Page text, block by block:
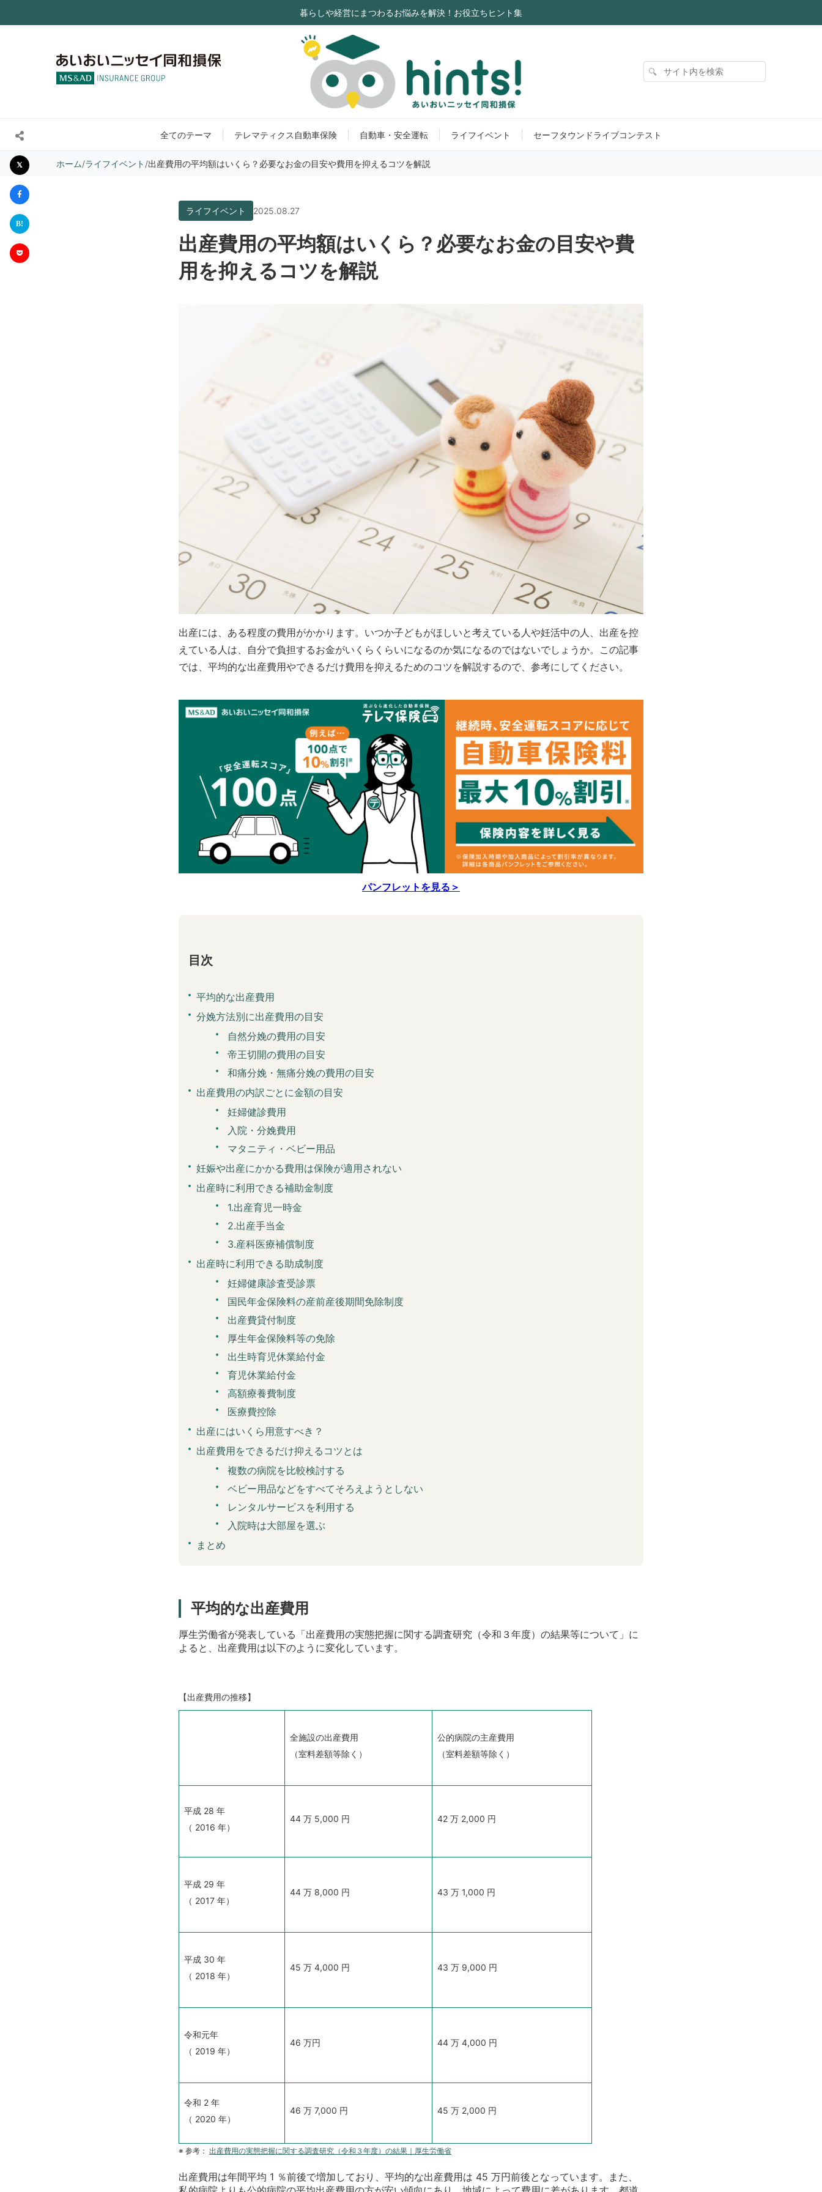
暮らしや経営にまつわるお悩みを解決！お役立ちヒント集
🔍
サイト内を検索
全てのテーマ テレマティクス自動車保険 自動車・安全運転 ライフイベント セーフタウンドライブコンテスト
ホーム/ライフイベント /出産費用の平均額はいくら？必要なお金の目安や費用を抑えるコツを解説
ライフイベント 2025.08.27
出産費用の平均額はいくら？必要なお金の目安や費
用を抑えるコツを解説
出産には、ある程度の費用がかかります。いつか子どもがほしいと考えている人や妊活中の人、出産を控
えている人は、自分で負担するお金がいくらくらいになるのか気になるのではないでしょうか。この記事
では、平均的な出産費用やできるだけ費用を抑えるためのコツを解説するので、 参考に して ください。
パンフレットを見る＞
目次
平均的な出産費用
分娩方法別に出産費用の目安
自然分娩の費用の目安
帝王切開の費用の目安
和痛分娩・無痛分娩の費用の目安
出産費用の内訳ごとに金額の目安
妊婦健診費用
入院・分娩費用
マタニティ・ベビー用品
妊娠や出産にかかる費用は保険が適用されない
出産時に利用できる補助金制度
1.出産育児一時金
2.出産手当金
3.産科医療補償制度
出産時に利用できる助成制度
妊婦健康診査受診票
国民年金保険料の産前産後期間免除制度
出産費貸付制度
厚生年金保険料等の免除
出生時育児休業給付金
育児休業給付金
高額療養費制度
医療費控除
出産にはいくら用意すべき？
出産費用をできるだけ抑えるコツとは
複数の病院を比較検討する
ベビー用品などをすべてそろえようとしない
レンタルサービスを利用する
入院時は大部屋を選ぶ
まとめ
平均的な出産費用
厚生労働省が発表している「出産費用の実態把握に関する調査研究（令和３年度）の結果等について」に
よると、出産費用は以下のように変化しています。
【出産費用の推移】
全施設の出産費用
（室料差額等除く）
公的病院の主産費用
（室料差額等除く）
平成 28 年
（ 2016 年）
44 万 5,000 円 42 万 2,000 円
平成 29 年
（ 2017 年）
44 万 8,000 円 43 万 1,000 円
平成 30 年
（ 2018 年）
45 万 4,000 円 43 万 9,000 円
令和元年
（ 2019 年）
46 万円 44 万 4,000 円
令和 2 年
（ 2020 年）
46 万 7,000 円 45 万 2,000 円
※ 参考： 出産費用の実態把握に関する調査研究（令和３年度）の結果｜厚生労働省
出産費用は年間平均 1 ％前後で増加しており、平均的な出産費用は 45 万円前後となっています。また、